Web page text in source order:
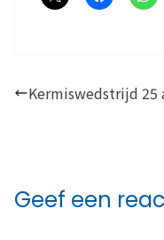
Kermiswedstrijd 25
Geef een